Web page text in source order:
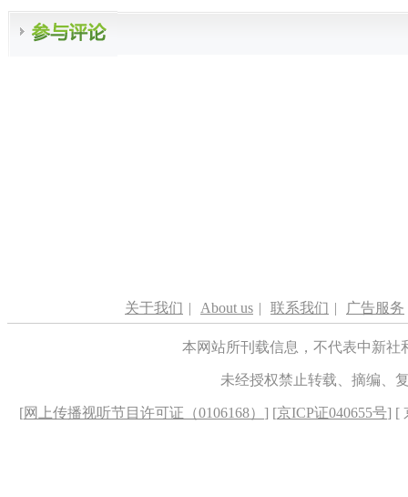
关于我们 | About us | 联系我们 | 广告服务
本网站所刊载信息，不代表中新
未经授权禁止转载、摘编、
[网上传播视听节目许可证（0106168） ] [京ICP证040655号] [